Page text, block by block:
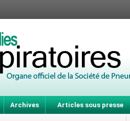
Archives Articles sous presse